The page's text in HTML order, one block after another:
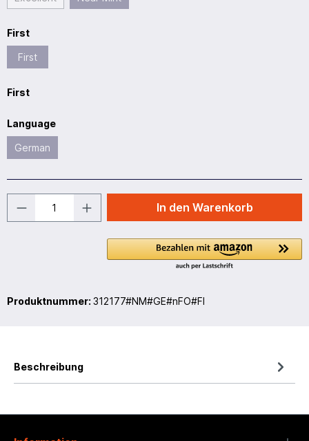
First
First
First
Language
German
In den Warenkorb
Produktnummer: 312177#NM#GE#nFO#FI
Beschreibung